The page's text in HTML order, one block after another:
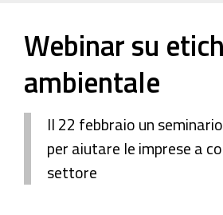
Webinar su
ambientale
Il 22 febbraio un
per aiutare le imprese a
settore